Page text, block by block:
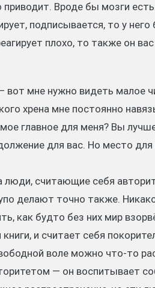
приводит. Вроде бы мозги
подписывается, то у
плохо, то также он
вот мне нужно видеть малое
хрена мне постоянно
главное для меня? Вы
для вас. Но место для
люди, считающие себя
делают точно также.
как будто без них мир
и считает себя
воле можно что-то
— он воспитывает